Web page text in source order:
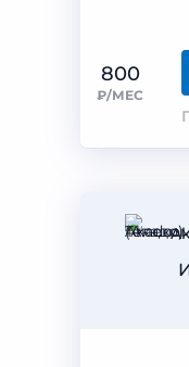
800
₽/МЕС